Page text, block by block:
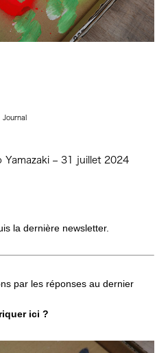
Journal
Yamazaki – 31 juillet 2024
la dernière newsletter.
par les réponses au dernier
ici ?